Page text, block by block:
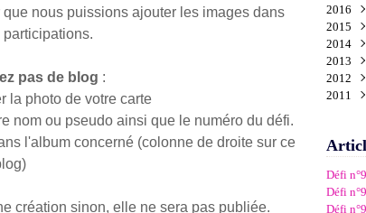
nous puissions ajouter les images dans
participations.
pas de blog :
la photo de votre carte
nom ou pseudo ainsi que le numéro du défi.
l'album concerné (colonne de droite sur ce
création sinon, elle ne sera pas publiée.
Avril
Mars
Mai
Avril
Mars
Juin
Mai
Avril
Mars
Juin
Mai
Avril
Mars
Août
Juin
Mai
Avril
Mars
Août
Juin
Mai
Avril
Août
Juin
Mai
Août
Juin
Août
2016
Août
Mai
2015
Juin
2014
Mai
2013
Juin
Mai
2012
Juin
2011
Défi
Défi
Défi